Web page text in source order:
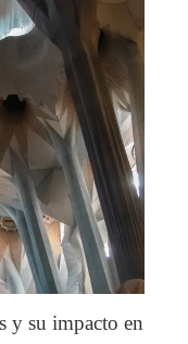
y su impacto en